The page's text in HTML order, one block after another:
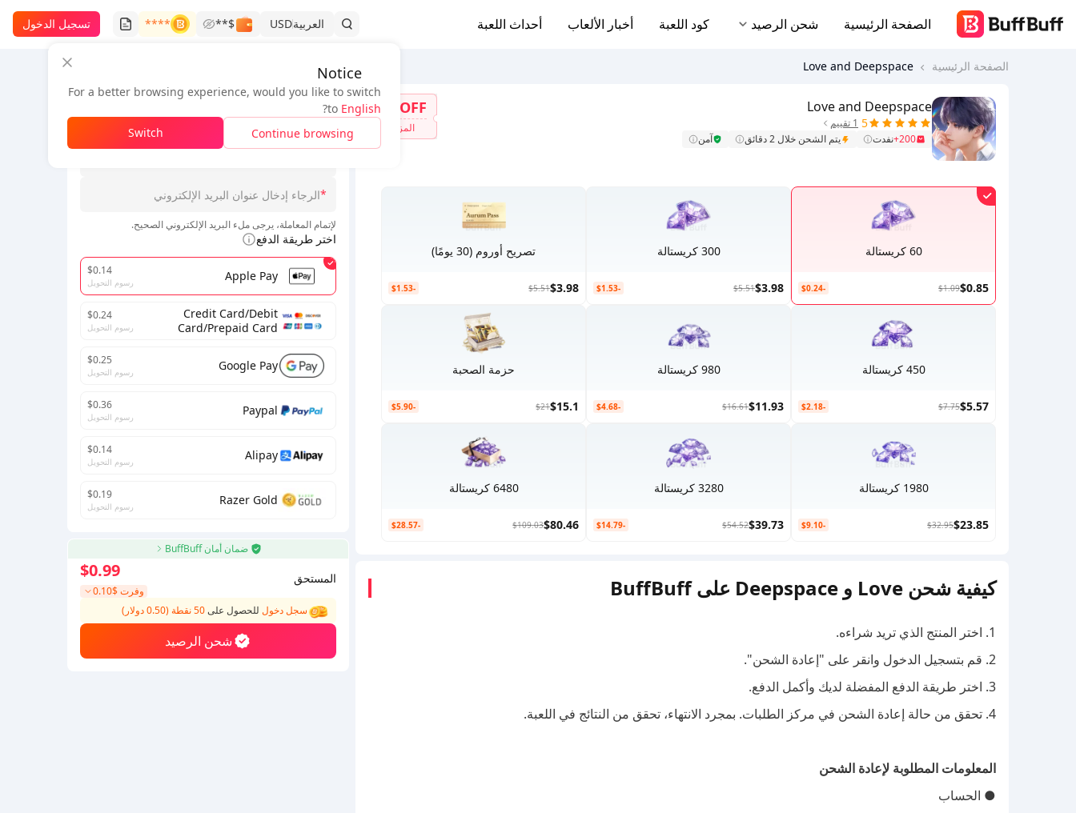
الصفحة الرئيسية شحن الرصيد كود اللعبة أخبار الألعاب أحداث اللعبة العربيةUSD
$**
**** تسجيل الدخول
الصفحة الرئيسية Love and Deepspace
معلومات الطلب
*
*
لإتمام المعاملة، يرجى ملء البريد الإلكتروني الصحيح.
اختر طريقة الدفع
Apple Pay
$0.14
رسوم التحويل
Credit Card/Debit
Card/Prepaid Card
$0.24
رسوم التحويل
Google Pay
$0.25
رسوم التحويل
Paypal
$0.36
رسوم التحويل
Alipay
$0.14
رسوم التحويل
Razer Gold
$0.19
رسوم التحويل
ضمان أمان BuffBuff
المستحق
وفرت$0.10
$0.99
سجل دخول للحصول على50 نقطة (0.50 دولار)
شحن الرصيد
Love and Deepspace
5 1 تقييم
200+ نفدت يتم الشحن خلال 2 دقائق آمن
7%OFF
المزيد
60 كريستالة
$0.85
$1.09
-$0.24
300 كريستالة
$3.98
$5.51
-$1.53
تصريح أوروم (30 يومًا)
$3.98
$5.51
-$1.53
450 كريستالة
$5.57
$7.75
-$2.18
980 كريستالة
$11.93
$16.61
-$4.68
حزمة الصحبة
$15.1
$21
-$5.90
1980 كريستالة
$23.85
$32.95
-$9.10
3280 كريستالة
$39.73
$54.52
-$14.79
6480 كريستالة
$80.46
$109.03
-$28.57
كيفية شحن Love و Deepspace على BuffBuff
1. اختر المنتج الذي تريد شراءه.
2. قم بتسجيل الدخول وانقر على "إعادة الشحن".
3. اختر طريقة الدفع المفضلة لديك وأكمل الدفع.
4. تحقق من حالة إعادة الشحن في مركز الطلبات. بمجرد الانتهاء، تحقق من النتائج في اللعبة.
المعلومات المطلوبة لإعادة الشحن
● الحساب
Notice
For a better browsing experience, would you like to switch
to English
?
Continue browsing
Switch